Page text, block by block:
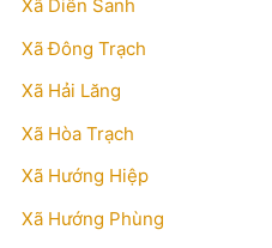
Xã Diên Sanh
Xã Đông Trạch
Xã Hải Lăng
Xã Hòa Trạch
Xã Hướng Hiệp
Xã Hướng Phùng